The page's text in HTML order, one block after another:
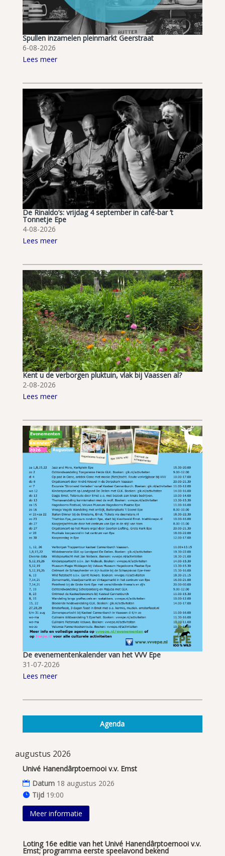
Spullen inzamelen pleinmarkt Geerstraat
6-08-2026
Lees meer
De Rinaldo’s: vrijdag 4 september in café-bar ’t
Tonnetje Epe
4-08-2026
Lees meer
Kent u de verborgen pluktuin, vlak bij Vaassen al?
2-08-2026
Lees meer
De evenementenkalender van het VVV Epe
31-07-2026
Lees meer
Agenda
augustus 2026
Univé Hanendârptoernooi v.v. Emst
Datum 18 augustus 2026
Tijd 19:00
Meer informatie
Loting 16e editie van het Univé Hanendârptoernooi v.v.
Emst; programma eerste speelavond bekend